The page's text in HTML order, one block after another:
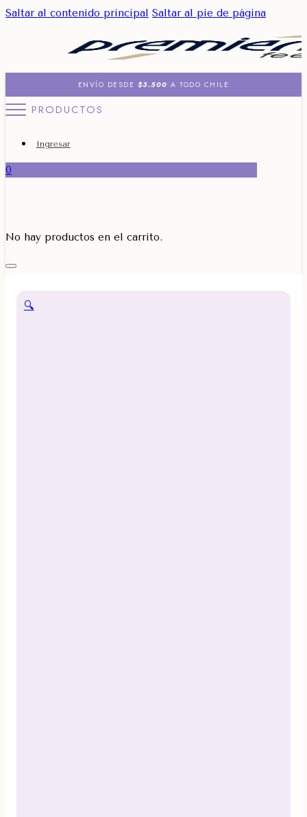
Saltar al contenido principal Saltar al pie de página
ENVÍO DESDE $3.500 A TODO CHILE
PRODUCTOS
Ingresar
0
No hay productos en el carrito.
🔍